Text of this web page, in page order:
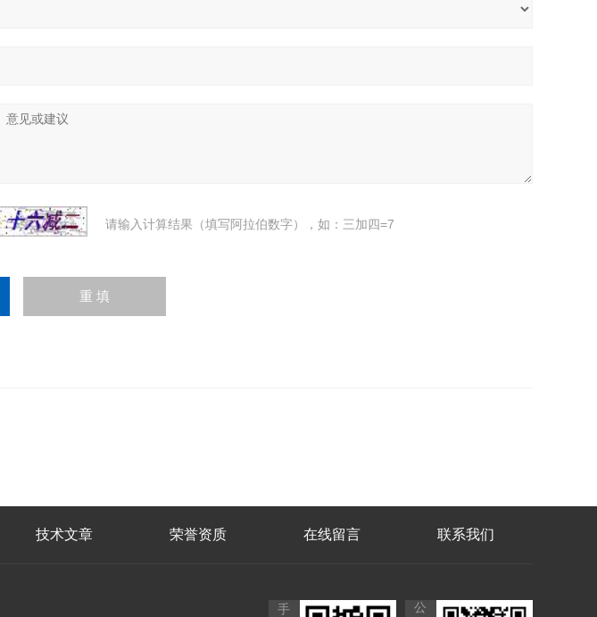
请输入计算结果（填写阿拉伯数字），如：三加四=7
技术文章 荣誉资质 在线留言 联系我们
手
公